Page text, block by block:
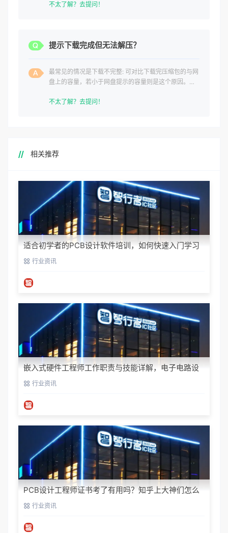
不太了解？去提问！
提示下载完成但无法解压？
最常见的情况是下载不完整: 可对比下载完压缩包的与网
盘上的容量，若小于网盘提示的容量则是这个原因。这
不太了解？去提问！
相关推荐
适合初学者的PCB设计软件培训，如何快速入门学习
行业资讯
嵌入式硬件工程师工作职责与技能详解，电子电路设
计入门指南
行业资讯
PCB设计工程师证书考了有用吗？知乎上大神们怎么
说 行业资讯